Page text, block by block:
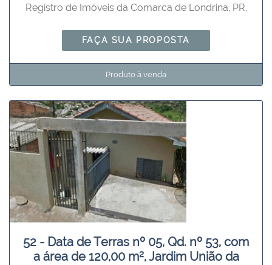
Registro de Imóveis da Comarca de Londrina, PR.
FAÇA SUA PROPOSTA
Produto à venda
52 - Data de Terras nº 05, Qd. nº 53, com
a área de 120,00 m², Jardim União da